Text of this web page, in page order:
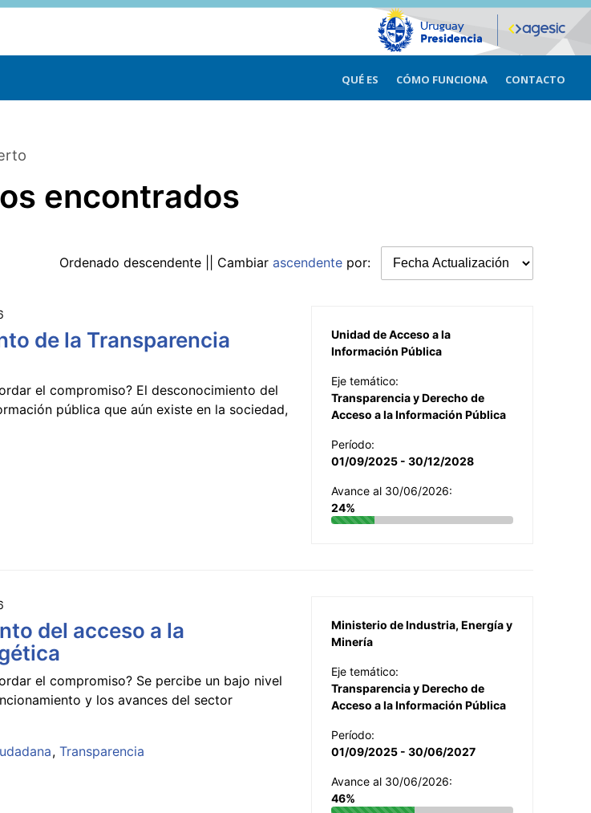
QUÉ ES CÓMO FUNCIONA CONTACTO
encontrados
Ordenado descendente || Cambiar ascendente por:
de la Transparencia
el compromiso? El desconocimiento del
pública que aún existe en la sociedad,
Unidad de Acceso a la
Información Pública
Eje temático:
Transparencia y Derecho de
Acceso a la Información Pública
Período:
01/09/2025 - 30/12/2028
Avance al 30/06/2026:
24%
del acceso a la
el compromiso? Se percibe un bajo nivel
y los avances del sector
Transparencia
Ministerio de Industria, Energía y
Minería
Eje temático:
Transparencia y Derecho de
Acceso a la Información Pública
Período:
01/09/2025 - 30/06/2027
Avance al 30/06/2026:
46%